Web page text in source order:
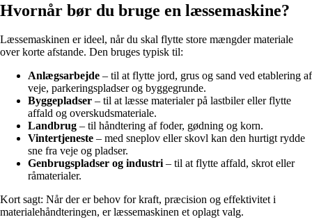
Hvornår bør du bruge en læssemaskine?
Læssemaskinen er ideel, når du skal flytte store mængder materiale
over korte afstande. Den bruges typisk til:
Anlægsarbejde – til at flytte jord, grus og sand ved etablering af
veje, parkeringspladser og byggegrunde.
Byggepladser – til at læsse materialer på lastbiler eller flytte
affald og overskudsmateriale.
Landbrug – til håndtering af foder, gødning og korn.
Vintertjeneste – med sneplov eller skovl kan den hurtigt rydde
sne fra veje og pladser.
Genbrugspladser og industri– til at flytte affald, skrot eller
råmaterialer.
Kort sagt: Når der er behov for kraft, præcision og effektivitet i
materialehåndteringen, er læssemaskinen et oplagt valg.